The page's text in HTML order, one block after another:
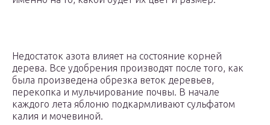
Недостаток азота влияет на состояние корней
дерева. Все удобрения производят после того, как
была произведена обрезка веток деревьев,
перекопка и мульчирование почвы. В начале
каждого лета яблоню подкармливают сульфатом
калия и мочевиной.